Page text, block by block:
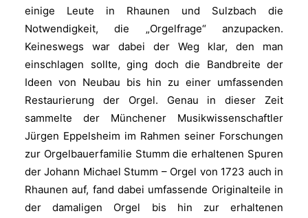
einige Leute in Rhaunen und Sulzbach die
Notwendigkeit, die „Orgelfrage“ anzupacken.
Keineswegs war dabei der Weg klar, den man
einschlagen sollte, ging doch die Bandbreite der
Ideen von Neubau bis hin zu einer umfassenden
Restaurierung der Orgel. Genau in dieser Zeit
sammelte der Münchener Musikwissenschaftler
Jürgen Eppelsheim im Rahmen seiner Forschungen
zur Orgelbauerfamilie Stumm die erhaltenen Spuren
der Johann Michael Stumm – Orgel von 1723 auch in
Rhaunen auf, fand dabei umfassende Originalteile in
der damaligen Orgel bis hin zur erhaltenen